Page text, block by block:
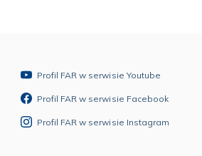
Profil FAR w serwisie Youtube
Profil FAR w serwisie Facebook
Profil FAR w serwisie Instagram